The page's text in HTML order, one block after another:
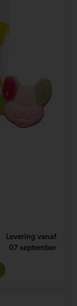
Levering vanaf
07 september